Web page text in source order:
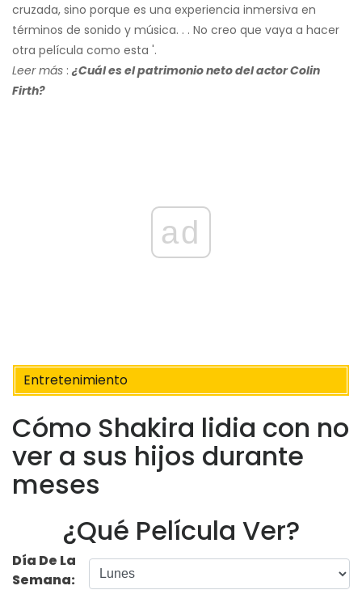
cruzada, sino porque es una experiencia inmersiva en
términos de sonido y música. . . No creo que vaya a hacer
otra película como esta '.
Leer más :¿Cuál es el patrimonio neto del actor Colin
Firth?
ad
Entretenimiento
Cómo Shakira lidia con no
ver a sus hijos durante
meses
¿Qué Película Ver?
Día De La
Semana: